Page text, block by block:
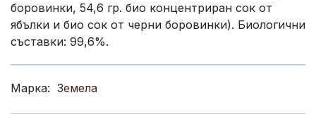
боровинки, 54,6 гр. био концентриран сок от
ябълки и био сок от черни боровинки). Биологични
съставки: 99,6%.
Марка: Земела